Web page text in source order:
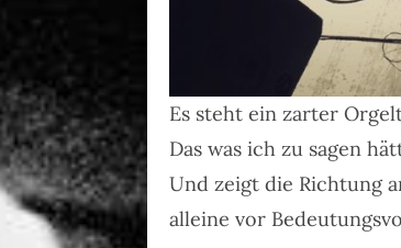
Es steht ein zarter
Das was ich zu sagen
Und zeigt die Richtung
alleine vor